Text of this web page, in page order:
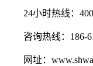
24小时热线：400-
咨询热线：186-
网址：